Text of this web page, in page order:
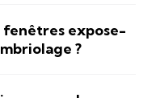
fenêtres expose-
?